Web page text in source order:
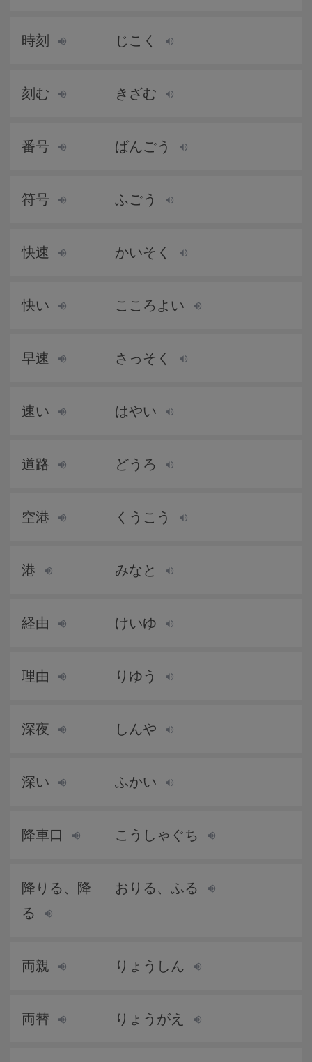
時刻 じこく
刻む きざむ
番号 ばんごう
符号 ふごう
快速 かいそく
快い こころよい
早速 さっそく
速い はやい
道路 どうろ
空港 くうこう
港 みなと
経由 けいゆ
理由 りゆう
深夜 しんや
深い ふかい
降車口 こうしゃぐち
降りる、降
る
おりる、ふる
両親 りょうしん
両替 りょうがえ